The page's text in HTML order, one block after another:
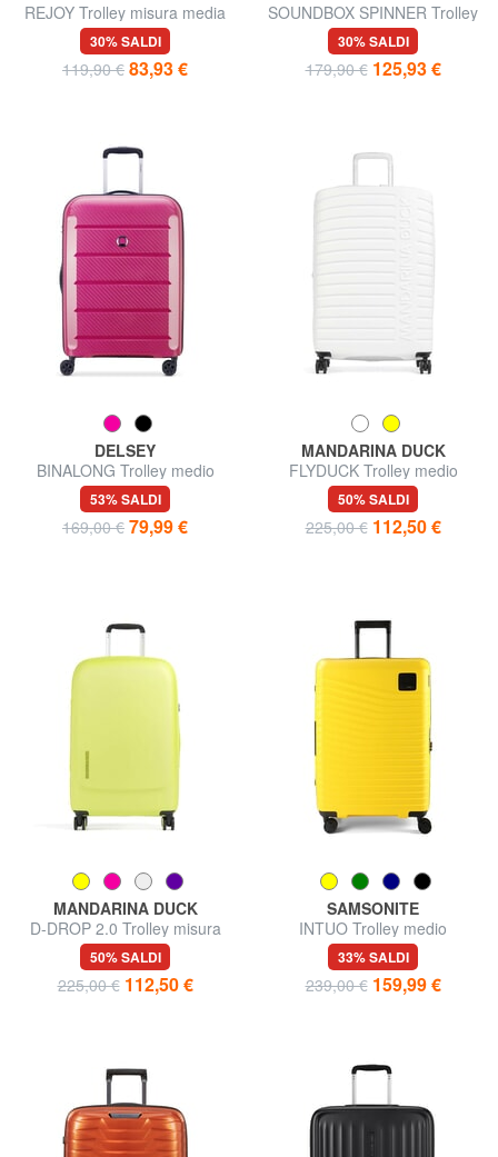
REJOY Trolley misura media
30% SALDI
119,90 € 83,93 €
SOUNDBOX SPINNER Trolley
medio, espandibile
30% SALDI
179,90 € 125,93 €
DELSEY
BINALONG Trolley medio
53% SALDI
169,00 € 79,99 €
MANDARINA DUCK
FLYDUCK Trolley medio
espandibile
50% SALDI
225,00 € 112,50 €
MANDARINA DUCK
D-DROP 2.0 Trolley misura
media
50% SALDI
225,00 € 112,50 €
SAMSONITE
INTUO Trolley medio
espandibile
33% SALDI
239,00 € 159,99 €